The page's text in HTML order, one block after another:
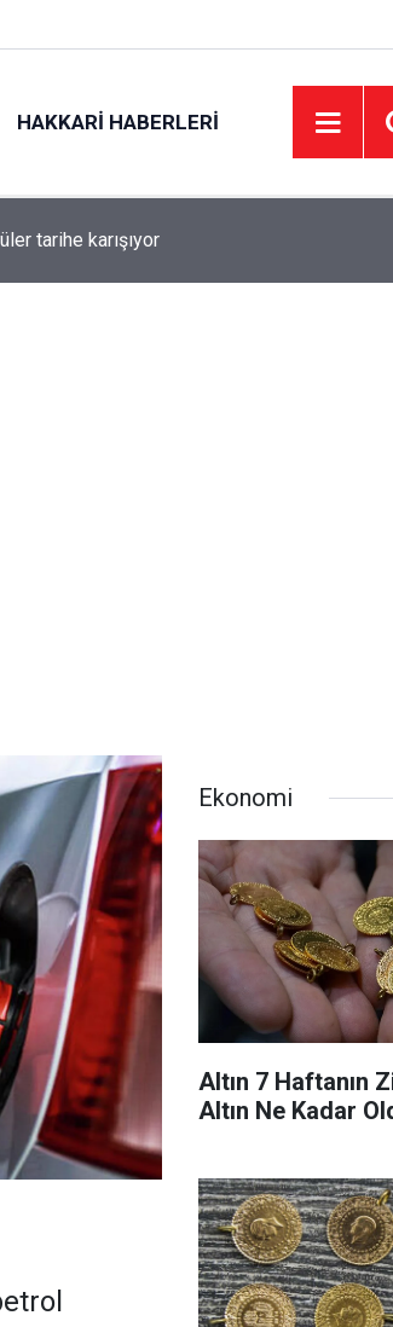
HAKKARI HABERLERI
esnaf patladı!
Ekonomi
Altın 7 Haftanın
Altın Ne Kadar